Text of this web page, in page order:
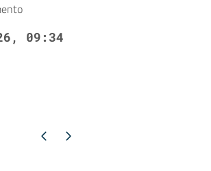
09:34
Pagina precedente
Pagina successiva